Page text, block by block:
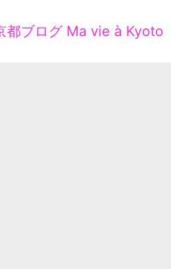
都ブログ Ma vie à Kyoto